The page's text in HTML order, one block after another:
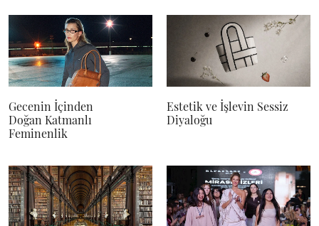
Gecenin İçinden
Doğan Katmanlı
Feminenlik
Estetik ve İşlevin Sessiz
Diyaloğu